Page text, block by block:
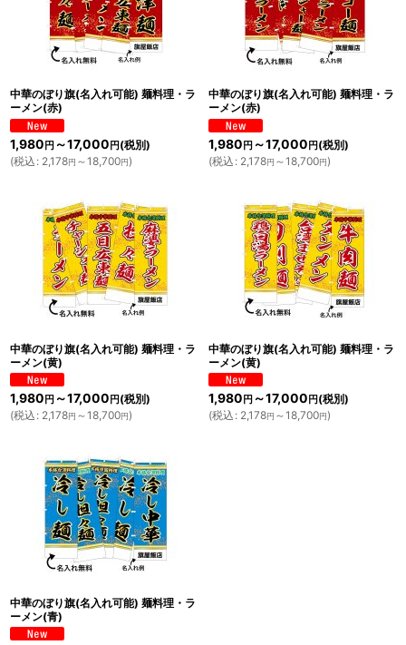
中華のぼり旗(名入れ可能) 麺料理・ラ
ーメン(赤)
1,980 円 ～17,000 円 (税別)
(税込 : 2,178円 ～18,700円)
中華のぼり旗(名入れ可能) 麺料理・ラ
ーメン(赤)
1,980 円 ～17,000 円 (税別)
(税込 : 2,178円 ～18,700円)
中華のぼり旗(名入れ可能) 麺料理・ラ
ーメン(黄)
1,980 円 ～17,000 円 (税別)
(税込 : 2,178円 ～18,700円)
中華のぼり旗(名入れ可能) 麺料理・ラ
ーメン(黄)
1,980 円 ～17,000 円 (税別)
(税込 : 2,178円 ～18,700円)
中華のぼり旗(名入れ可能) 麺料理・ラ
ーメン(青)